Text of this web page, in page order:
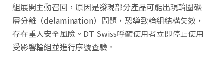
組展開主動召回，原因是發現部分產品可能出現輪圈碳
層分離（delamination）問題，恐導致輪組結構失效，
存在重大安全風險。DT Swiss呼籲使用者立即停止使用
受影響輪組並進行序號查驗。